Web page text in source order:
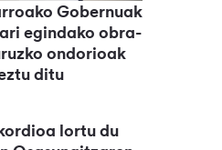
Gobernuak
egindako obra-
ondorioak
ditu
lortu du